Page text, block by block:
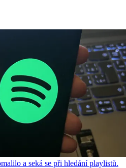
a seká se při hledání playlistů.